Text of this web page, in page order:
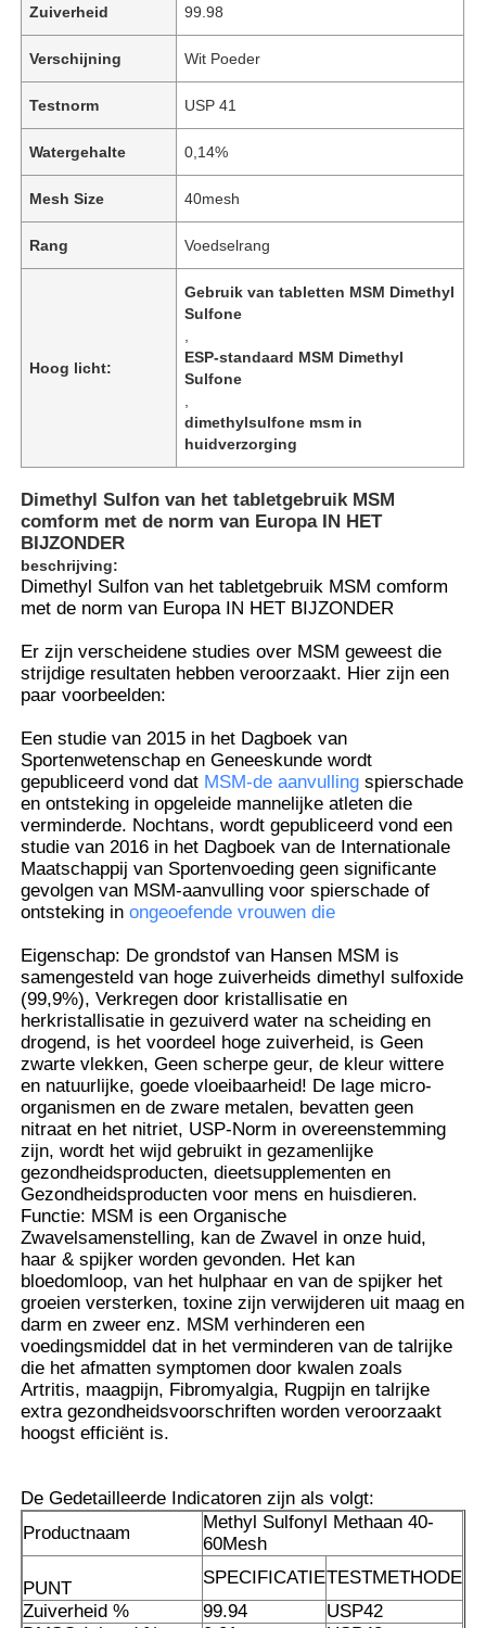
Thuis
Producten
Video's
Over ons
Fabriekstocht
Kwaliteitscontrole
Vraag een offerte
MSM Methylsulfonylmethaan
Dimethyl Sulfon van MSM
Zuiverheid 99.98
Verschijning Wit Poeder
Testnorm USP 41
Watergehalte 0,14%
Mesh Size 40mesh
Rang Voedselrang
Hoog licht:
Gebruik van tabletten MSM Dimethyl
Sulfone
ESP-standaard MSM Dimethyl
Sulfone
dimethylsulfone msm in
huidverzorging
Dimethyl Sulfon van het tabletgebruik MSM
comform met de norm van Europa IN HET
BIJZONDER
beschrijving:
Dimethyl Sulfon van het tabletgebruik MSM comform
met de norm van Europa IN HET BIJZONDER
Er zijn verscheidene studies over MSM geweest die
strijdige resultaten hebben veroorzaakt. Hier zijn een
paar voorbeelden:
Een studie van 2015 in het Dagboek van
Sportenwetenschap en Geneeskunde wordt
gepubliceerd vond dat MSM-de aanvulling spierschade
en ontsteking in opgeleide mannelijke atleten die
verminderde. Nochtans, wordt gepubliceerd vond een
studie van 2016 in het Dagboek van de Internationale
Maatschappij van Sportenvoeding geen significante
gevolgen van MSM-aanvulling voor spierschade of
ontsteking inongeoefende vrouwen die
Eigenschap: De grondstof van Hansen MSM is
samengesteld van hoge zuiverheids dimethyl sulfoxide
(99,9%), Verkregen door kristallisatie en
herkristallisatie in gezuiverd water na scheiding en
drogend, is het voordeel hoge zuiverheid, is Geen
zwarte vlekken, Geen scherpe geur, de kleur wittere
en natuurlijke, goede vloeibaarheid! De lage micro-
organismen en de zware metalen, bevatten geen
nitraat en het nitriet, USP-Norm in overeenstemming
zijn, wordt het wijd gebruikt in gezamenlijke
gezondheidsproducten, dieetsupplementen en
Gezondheidsproducten voor mens en huisdieren.
Functie: MSM is een Organische
Zwavelsamenstelling, kan de Zwavel in onze huid,
haar & spijker worden gevonden. Het kan
bloedomloop, van het hulphaar en van de spijker het
groeien versterken, toxine zijn verwijderen uit maag en
darm en zweer enz. MSM verhinderen een
voedingsmiddel dat in het verminderen van de talrijke
die het afmatten symptomen door kwalen zoals
Artritis, maagpijn, Fibromyalgia, Rugpijn en talrijke
extra gezondheidsvoorschriften worden veroorzaakt
hoogst efficiënt is.
De Gedetailleerde Indicatoren zijn als volgt:
Productnaam
Methyl Sulfonyl Methaan 40-
60Mesh
PUNT
SPECIFICATIETESTMETHODE
Zuiverheid %
99.94
USP42